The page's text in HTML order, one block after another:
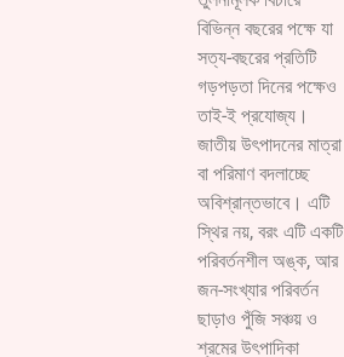
বিভিন্ন বছরের পক্ষে যা
সত্য-বছরের প্রতিটি
গড়পড়তা দিনের পক্ষেও
তাই-ই প্রযোজ্য।
জাতীয় উৎপাদনের মাত্রা
বা পরিমাণ বদলাচ্ছে
অবিশ্রান্তভাবে। এটি
স্থির নয়, বরং এটি একটি
পরিবর্তনশীল অঙ্ক, আর
জন-সংখ্যার পরিবর্তন
ছাড়াও পুঁজি সঞ্চয় ও
শ্রমের উৎপাদিকা